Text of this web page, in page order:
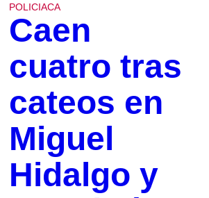
POLICIACA
Caen
cuatro tras
cateos en
Miguel
Hidalgo y